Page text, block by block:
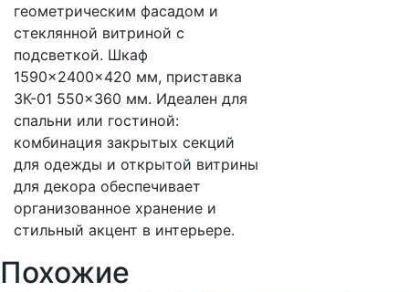
геометрическим фасадом и
стеклянной витриной с
подсветкой. Шкаф
1590×2400×420 мм, приставка
ЗК-01 550×360 мм. Идеален для
спальни или гостиной:
комбинация закрытых секций
для одежды и открытой витрины
для декора обеспечивает
организованное хранение и
стильный акцент в интерьере.
Похожие